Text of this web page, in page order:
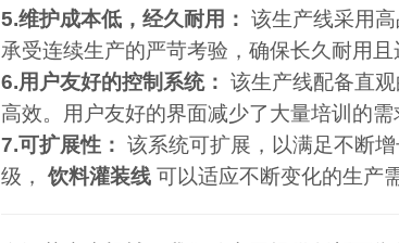
5.维护成本低，经久耐用： 该生产线采用
承受连续生产的严苛考验，确保长久耐用且
6.用户友好的控制系统： 该生产线配备直
高效。用户友好的界面减少了大量培训的
7.可扩展性： 该系统可扩展，以满足不断
级， 饮料灌装线可以适应不断变化的生产需